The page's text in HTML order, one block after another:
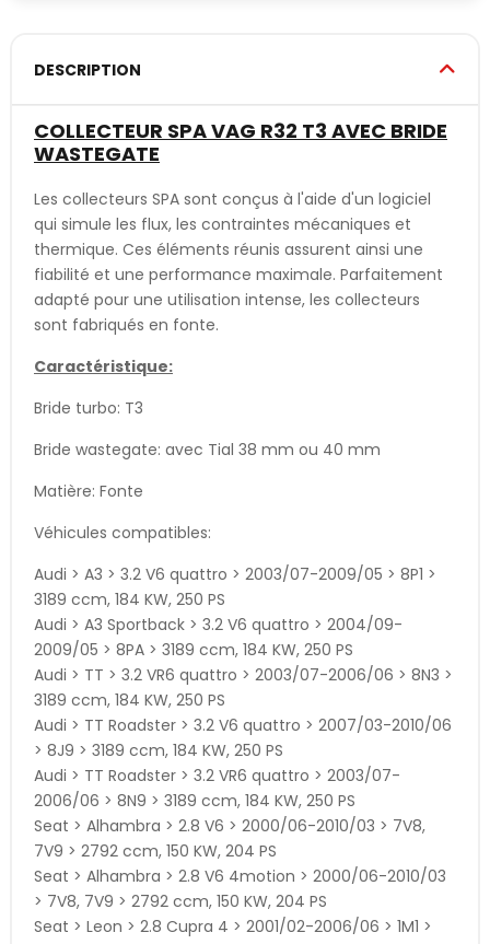
DESCRIPTION
COLLECTEUR SPA VAG R32 T3 AVEC BRIDE
WASTEGATE
Les collecteurs SPA sont conçus à l'aide d'un logiciel
qui simule les flux, les contraintes mécaniques et
thermique. Ces éléments réunis assurent ainsi une
fiabilité et une performance maximale. Parfaitement
adapté pour une utilisation intense, les collecteurs
sont fabriqués en fonte.
Caractéristique:
Bride turbo: T3
Bride wastegate: avec Tial 38 mm ou 40 mm
Matière: Fonte
Véhicules compatibles:
Audi > A3 > 3.2 V6 quattro > 2003/07-2009/05 > 8P1 >
3189 ccm, 184 KW, 250 PS
Audi > A3 Sportback > 3.2 V6 quattro > 2004/09-
2009/05 > 8PA > 3189 ccm, 184 KW, 250 PS
Audi > TT > 3.2 VR6 quattro > 2003/07-2006/06 > 8N3 >
3189 ccm, 184 KW, 250 PS
Audi > TT Roadster > 3.2 V6 quattro > 2007/03-2010/06
> 8J9 > 3189 ccm, 184 KW, 250 PS
Audi > TT Roadster > 3.2 VR6 quattro > 2003/07-
2006/06 > 8N9 > 3189 ccm, 184 KW, 250 PS
Seat > Alhambra > 2.8 V6 > 2000/06-2010/03 > 7V8,
7V9 > 2792 ccm, 150 KW, 204 PS
Seat > Alhambra > 2.8 V6 4motion > 2000/06-2010/03
> 7V8, 7V9 > 2792 ccm, 150 KW, 204 PS
Seat > Leon > 2.8 Cupra 4 > 2001/02-2006/06 > 1M1 >